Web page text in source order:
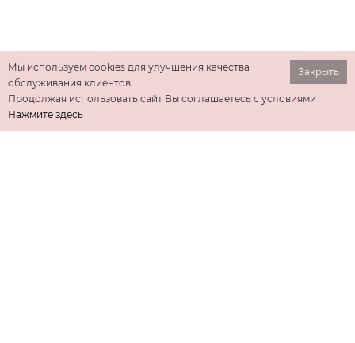
Закрыть
Мы используем cookies для улучшения качества
обслуживания клиентов. .
Продолжая использовать сайт Вы соглашаетесь с условиями
Нажмите здесь